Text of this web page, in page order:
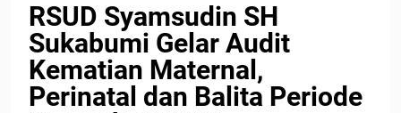
RSUD Syamsudin SH
Sukabumi Gelar Audit
Kematian Maternal,
Perinatal dan Balita Periode